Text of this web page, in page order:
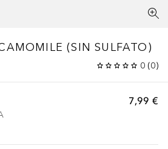
(SIN SULFATO)
0 (0)
7,99 €